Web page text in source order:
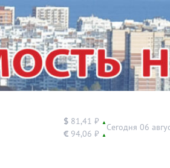
$ 81,41 ₽ ▲
€ 94,06 ₽ ▲
Сегодня 06